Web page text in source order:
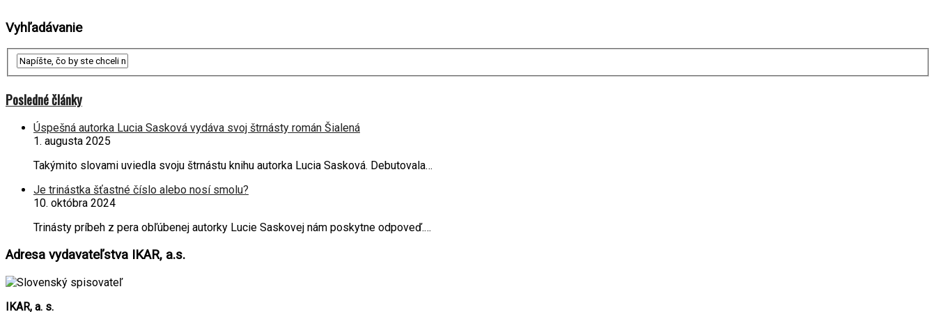
Vyhľadávanie
Posledné články
Úspešná autorka Lucia Sasková vydáva svoj štrnásty román Šialená
1. augusta 2025
Takýmito slovami uviedla svoju štrnástu knihu autorka Lucia Sasková. Debutovala…
Je trinástka šťastné číslo alebo nosí smolu?
10. októbra 2024
Trinásty príbeh z pera obľúbenej autorky Lucie Saskovej nám poskytne odpoveď.…
Adresa vydavateľstva IKAR, a.s.
IKAR, a. s.